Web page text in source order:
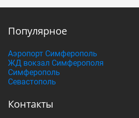
Популярное
Аэропорт Симферополь
ЖД вокзал Симферополя
Симферополь
Севастополь
Контакты